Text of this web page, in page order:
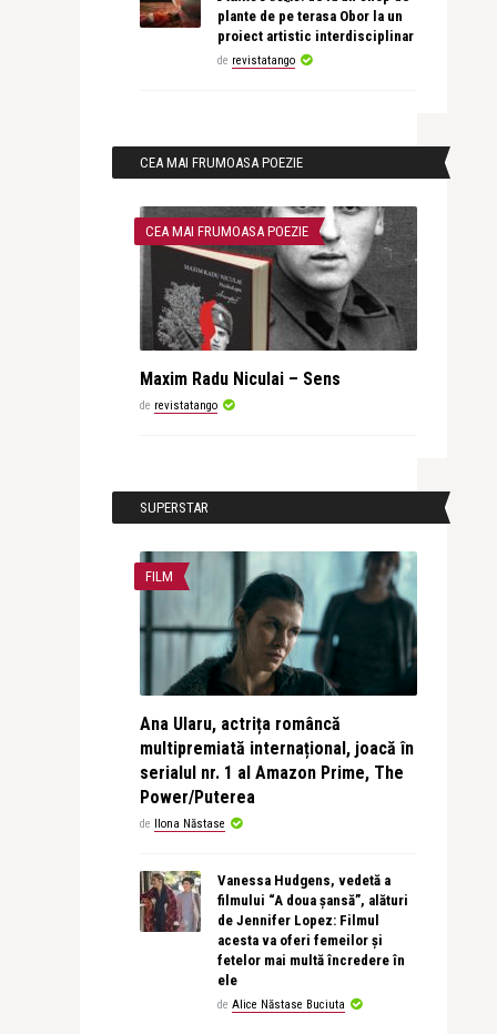
plante de pe terasa Obor la un
proiect artistic interdisciplinar
de revistatango
CEA MAI FRUMOASA POEZIE
CEA MAI FRUMOASA POEZIE
Maxim Radu Niculai – Sens
de revistatango
SUPERSTAR
FILM
Ana Ularu, actrița româncă
multipremiată internațional, joacă în
serialul nr. 1 al Amazon Prime, The
Power/Puterea
de Ilona Năstase
Vanessa Hudgens, vedetă a
filmului “A doua șansă”, alături
de Jennifer Lopez: Filmul
acesta va oferi femeilor și
fetelor mai multă încredere în
ele
de Alice Năstase Buciuta